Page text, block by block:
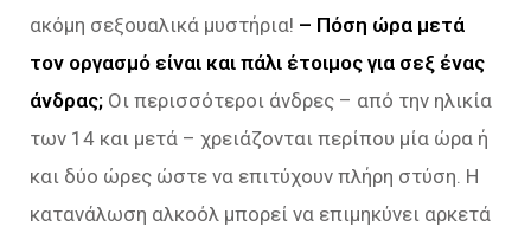
ακόμη σεξουαλικά μυστήρια! – Πόση ώρα μετά
τον οργασμό είναι και πάλι έτοιμος για σεξ ένας
άνδρας; Οι περισσότεροι άνδρες – από την ηλικία
των 14 και μετά – χρειάζονται περίπου μία ώρα ή
και δύο ώρες ώστε να επιτύχουν πλήρη στύση. Η
κατανάλωση αλκοόλ μπορεί να επιμηκύνει αρκετά